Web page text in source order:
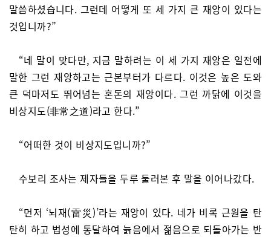
말씀하셨습니다. 그런데 어떻게 또 세 가지 큰 재앙이 있다는
것입니까?”
“네 말이 맞다만, 지금 말하려는 이 세 가지 재앙은 일전에
말한 그런 재앙하고는 근본부터가 다르다. 이것은 높은 도와
큰 덕마저도 뛰어넘는 혼돈의 재앙이다. 그런 까닭에 이것을
비상지도(非常之道)라고 한다.”
“어떠한 것이 비상지도입니까?”
수보리 조사는 제자들을 두루 둘러본 후 말을 이어나갔다.
“먼저 ‘뇌재(雷災)’라는 재앙이 있다. 네가 비록 근원을 탄
탄히 하고 법성에 통달하여 늙음에서 젊음으로 되돌아가는 반